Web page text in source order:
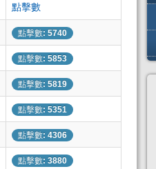
點擊數
點擊數: 5740
點擊數: 5853
點擊數: 5819
點擊數: 5351
點擊數: 4306
點擊數: 3880